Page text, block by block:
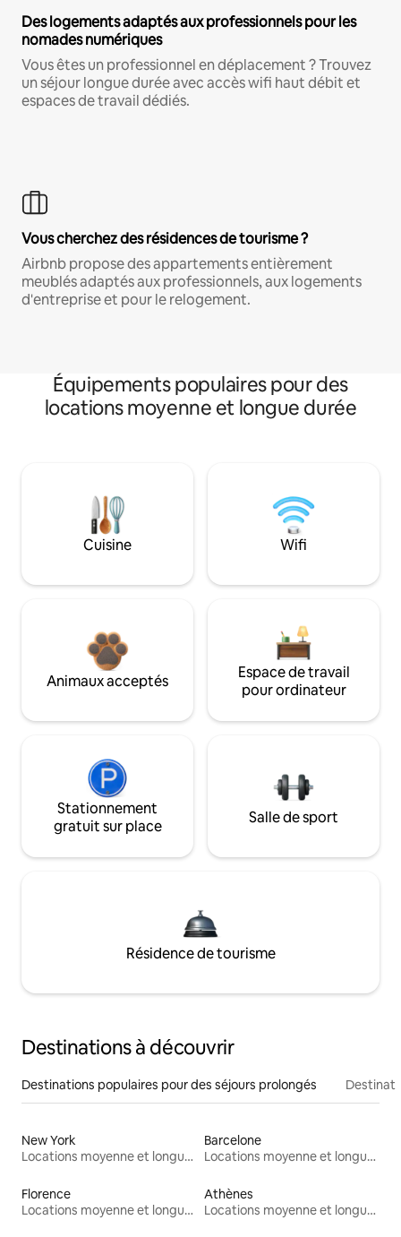
Des logements adaptés aux professionnels pour les
nomades numériques
Vous êtes un professionnel en déplacement ? Trouvez
un séjour longue durée avec accès wifi haut débit et
espaces de travail dédiés.
Vous cherchez des résidences de tourisme ?
Airbnb propose des appartements entièrement
meublés adaptés aux professionnels, aux logements
d'entreprise et pour le relogement.
Équipements populaires pour des
locations moyenne et longue durée
Cuisine Wifi
Animaux acceptés
Espace de travail
pour ordinateur
Stationnement
gratuit sur place
Salle de sport
Résidence de tourisme
Destinations à découvrir
Destinations populaires pour des séjours prolongés
New York
Locations moyenne et longue durée
Barcelone
Locations moyenne et longue durée
Florence
Locations moyenne et longue durée
Athènes
Locations moyenne et longue durée